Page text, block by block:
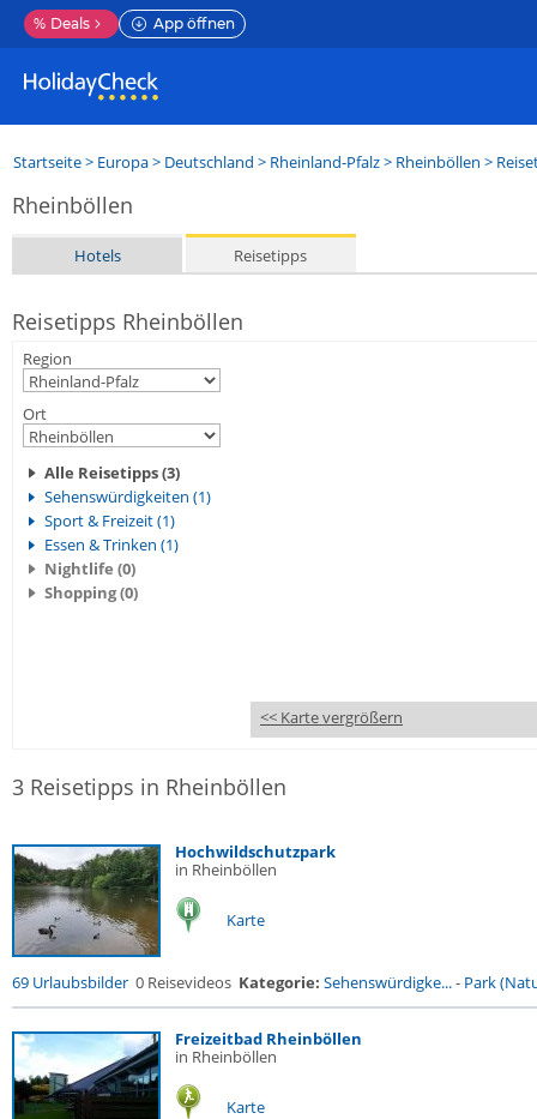
% Deals App öffnen
Startseite> Europa> Deutschland > Rheinland-Pfalz> Rheinböllen >
Rheinböllen
Hotels Reisetipps
Reisetipps Rheinböllen
Region
Ort
Alle Reisetipps (3)
Sehenswürdigkeiten (1)
Sport & Freizeit (1)
Essen & Trinken (1)
Nightlife (0)
Shopping (0)
<< Karte vergrößern
3 Reisetipps in Rheinböllen
Hochwildschutzpark
in Rheinböllen
Karte
69 Urlaubsbilder 0 Reisevideos Kategorie: Sehenswürdigke...- Park
Freizeitbad Rheinböllen
in Rheinböllen
Karte